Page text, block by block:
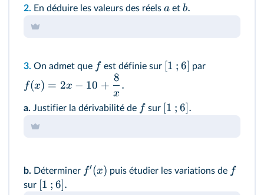
2. En déduire les valeurs des réels a et b.
3. On admet que f est définie sur [1 ; 6] par
f(x) = 2x − 10 +
x
8
.
a. Justifier la dérivabilité de f sur [1 ; 6].
b. Déterminer f′(x) puis étudier les variations de f
sur [1 ; 6].